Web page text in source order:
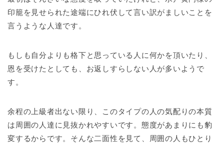
印籠を見せられた途端にひれ伏して言い訳がましいことを
言うような人達です。
もしも自分よりも格下と思っている人に何かを頂いたり、
恩を受けたとしても、お返しすらしない人が多いようで
す。
余程の上級者出ない限り、このタイプの人の気配りの本質
は周囲の人達に見抜かれやすいです。態度があまりにも豹
変するからです。そんな二面性を見て、周囲の人もひとり